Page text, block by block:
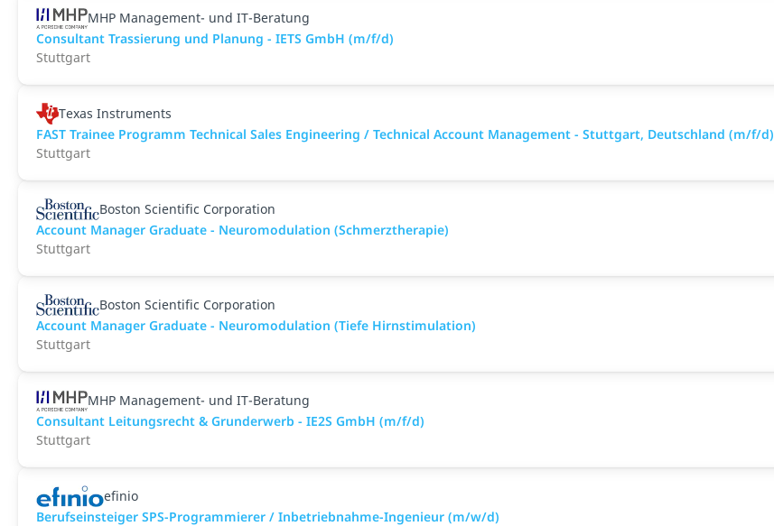
MHP Management- und IT-Beratung
Consultant Trassierung und Planung - IETS GmbH (m/f/d)
Stuttgart
Texas Instruments
FAST Trainee Programm Technical Sales Engineering / Technical Account Management - Stuttgart, Deutschland (m/f/d)
Stuttgart
Boston Scientific Corporation
Account Manager Graduate - Neuromodulation (Schmerztherapie)
Stuttgart
Boston Scientific Corporation
Account Manager Graduate - Neuromodulation (Tiefe Hirnstimulation)
Stuttgart
MHP Management- und IT-Beratung
Consultant Leitungsrecht & Grunderwerb - IE2S GmbH (m/f/d)
Stuttgart
efinio
Berufseinsteiger SPS-Programmierer / Inbetriebnahme-Ingenieur (m/w/d)